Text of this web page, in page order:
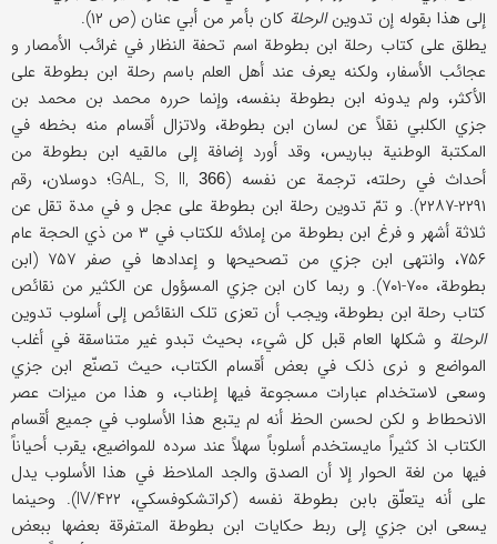
إلی هذا بقوله إن تدوینالرحلة کان بأمر من أبي عنان (ص ۱۲).
یطلق علی کتاب رحلة ابن بطوطة اسم تحفة النظار في غرائب الأمصار و
عجائب الأسفار، ولکنه یعرف عند أهل العلم باسم رحلة ابن بطوطة علی
الأکثر، ولم یدونه ابن بطوطة بنفسه، وإنما حرره محمد بن محمد بن
جزي الکلبي نقلاً عن لسان ابن بطوطة، ولاتزال أقسام منه بخطه في
المکتبة الوطنیة بباریس، وقد أورد إضافة إلی مالقیه ابن بطوطة من
أحداث في رحلته، ترجمة عن نفسه (GAL, S, II,366
؛ دوسلان، رقم
۲۲۹۱-۲۲۸۷). و تمّ تدوین رحلة ابن بطوطة علی عجل و في مدة تقل عن
ثلاثة أشهر و فرغ ابن بطوطة من إملائه للکتاب في ۳ من ذي الحجة عام
۷۵۶، وانتهی ابن جزي من تصحیحها و إعدادها في صفر ۷۵۷ (ابن
بطوطة، ۷۰۰-۷۰۱). و ربما کان ابن جزي المسؤول عن الکثیر من نقائص
کتاب رحلة ابن بطوطة، ویجب أن تعزی تلک النقائص إلی أسلوب تدوین
الرحلة و شکلها العام قبل کل شيء، بحیث تبدو غیر متناسقة في أغلب
المواضع و نری ذلک في بعض أقسام الکتاب، حیث تصنّع ابن جزي
وسعی لاستخدام عبارات مسجوعة فیها إطناب، و هذا من میزات عصر
الانحطاط و لکن لحسن الحظ أنه لم یتبع هذا الأسلوب في جمیع أقسام
الکتاب اذ کثیراً مایستخدم أسلوباً سهلاً عند سرده للمواضیع، یقرب أحیاناً
فیها من لغة الحوار إلا أن الصدق والجد الملاحظ في هذا الأسلوب یدل
علی أنه یتعلّق بابن بطوطة نفسه (کراتشکوفسکي، IV/۴۲۲). وحینما
یسعی ابن جزي إلی ربط حکایات ابن بطوطة المتفرقة بعضها ببعض